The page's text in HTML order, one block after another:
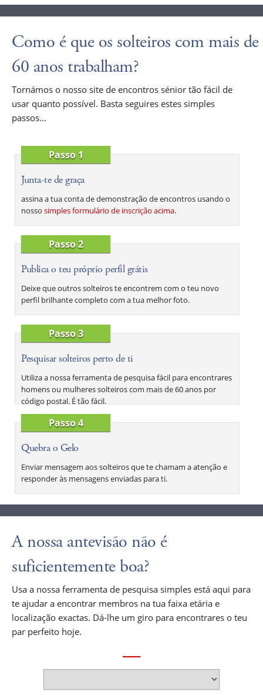
Como é que os solteiros com mais de
60 anos trabalham?
Tornámos o nosso site de encontros sénior tão fácil de
usar quanto possível. Basta seguires estes simples
passos...
Passo 1
Junta-te de graça
assina a tua conta de demonstração de encontros usando o
nosso simples formulário de inscrição acima.
Passo 2
Publica o teu próprio perfil grátis
Deixe que outros solteiros te encontrem com o teu novo
perfil brilhante completo com a tua melhor foto.
Passo 3
Pesquisar solteiros perto de ti
Utiliza a nossa ferramenta de pesquisa fácil para encontrares
homens ou mulheres solteiros com mais de 60 anos por
código postal. É tão fácil.
Passo 4
Quebra o Gelo
Enviar mensagem aos solteiros que te chamam a atenção e
responder às mensagens enviadas para ti.
A nossa antevisão não é
suficientemente boa?
Usa a nossa ferramenta de pesquisa simples está aqui para
te ajudar a encontrar membros na tua faixa etária e
localização exactas. Dá-lhe um giro para encontrares o teu
par perfeito hoje.